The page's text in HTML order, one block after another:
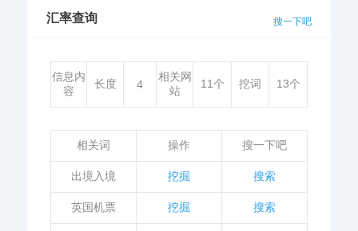
汇率查询 搜一下吧
信息内
容
长度 4
相关网
站
11个 挖词 13个
相关词 操作 搜一下吧
出境入境 挖掘 搜索
英国机票 挖掘 搜索